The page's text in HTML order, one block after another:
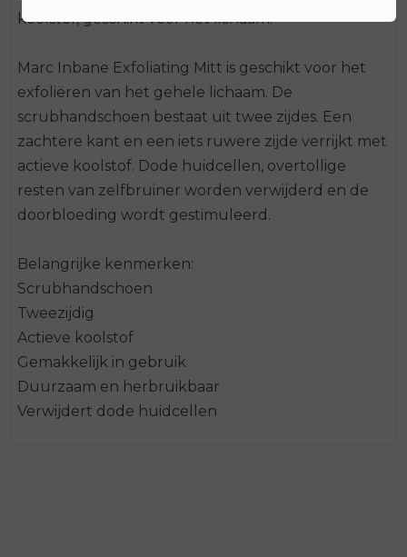
koolstof, geschikt voor het lichaam.
Marc Inbane Exfoliating Mitt is geschikt voor het
exfoliëren van het gehele lichaam. De
scrubhandschoen bestaat uit twee zijdes. Een
zachtere kant en een iets ruwere zijde verrijkt met
actieve koolstof. Dode huidcellen, overtollige
resten van zelfbruiner worden verwijderd en de
doorbloeding wordt gestimuleerd.
Belangrijke kenmerken:
Scrubhandschoen
Tweezijdig
Actieve koolstof
Gemakkelijk in gebruik
Duurzaam en herbruikbaar
Verwijdert dode huidcellen